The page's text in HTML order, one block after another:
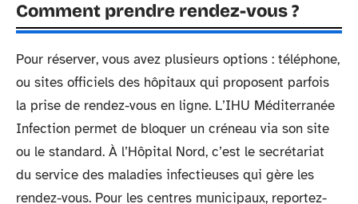
Comment prendre rendez-vous ?
Pour réserver, vous avez plusieurs options : téléphone,
ou sites officiels des hôpitaux qui proposent parfois
la prise de rendez-vous en ligne. L’IHU Méditerranée
Infection permet de bloquer un créneau via son site
ou le standard. À l’Hôpital Nord, c’est le secrétariat
du service des maladies infectieuses qui gère les
rendez-vous. Pour les centres municipaux, reportez-